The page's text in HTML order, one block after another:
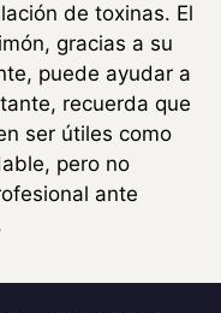
de toxinas. El
gracias a su
puede ayudar a
recuerda que
ser útiles como
pero no
ante